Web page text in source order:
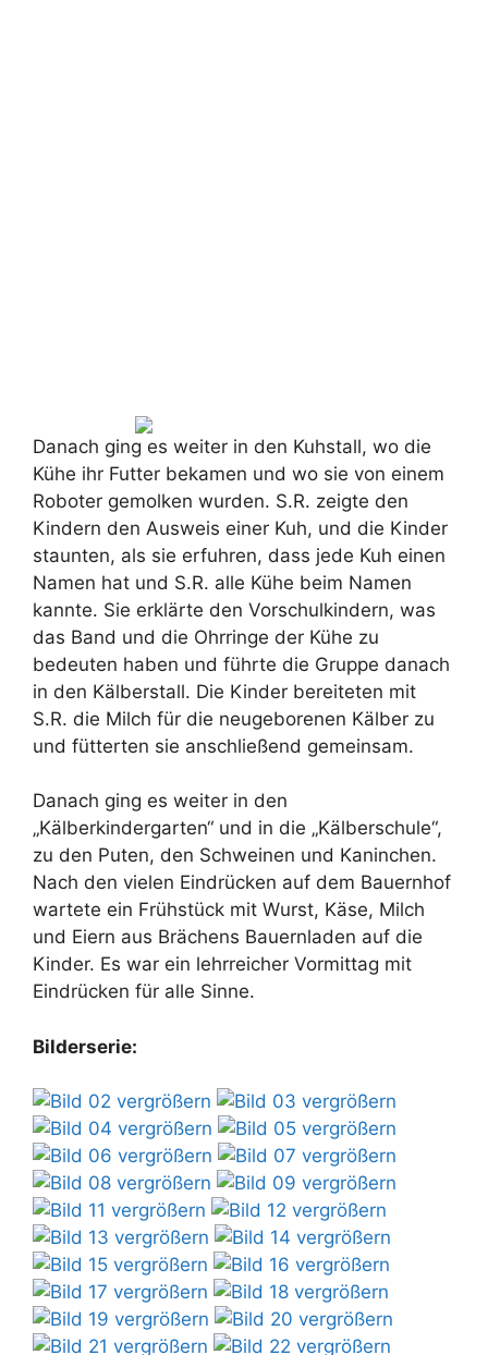
Danach ging es weiter in den Kuhstall, wo die
Kühe ihr Futter bekamen und wo sie von einem
Roboter gemolken wurden. S.R. zeigte den
Kindern den Ausweis einer Kuh, und die Kinder
staunten, als sie erfuhren, dass jede Kuh einen
Namen hat und S.R. alle Kühe beim Namen
kannte. Sie erklärte den Vorschulkindern, was
das Band und die Ohrringe der Kühe zu
bedeuten haben und führte die Gruppe danach
in den Kälberstall. Die Kinder bereiteten mit
S.R. die Milch für die neugeborenen Kälber zu
und fütterten sie anschließend gemeinsam.
Danach ging es weiter in den
„Kälberkindergarten“ und in die „Kälberschule“,
zu den Puten, den Schweinen und Kaninchen.
Nach den vielen Eindrücken auf dem Bauernhof
wartete ein Frühstück mit Wurst, Käse, Milch
und Eiern aus Brächens Bauernladen auf die
Kinder. Es war ein lehrreicher Vormittag mit
Eindrücken für alle Sinne.
Bilderserie: